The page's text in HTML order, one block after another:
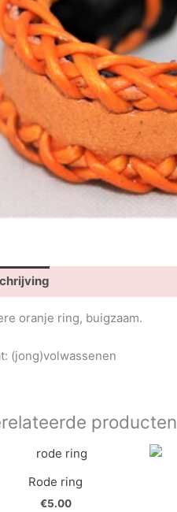
oranje ring, buigzaam.
(jong)volwassenen
producten
Rode ring
€5.00